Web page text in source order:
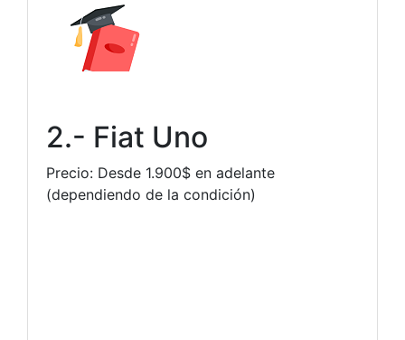
2.- Fiat Uno
Precio: Desde 1.900$ en adelante
(dependiendo de la condición)